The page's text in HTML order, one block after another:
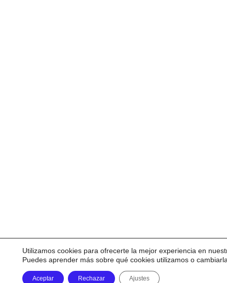
Utilizamos cookies para ofrecerte la mejor experiencia en
Puedes aprender más sobre qué cookies utilizamos o
Aceptar Rechazar Ajustes